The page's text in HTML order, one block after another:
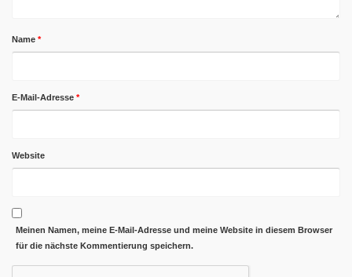
Name *
E-Mail-Adresse *
Website
Meinen Namen, meine E-Mail-Adresse und meine Website in diesem Browser
für die nächste Kommentierung speichern.